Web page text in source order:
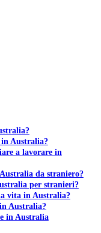
Australia?
a lavorare in
da straniero?
per stranieri?
vita in Australia?
Australia?
in Australia